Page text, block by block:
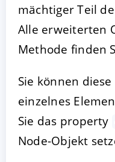
mächtiger Teil
Alle erweiterten
Methode finden
Sie können
einzelnes
Sie das property
Node-Objekt